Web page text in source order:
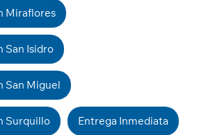
Miraflores
San Isidro
San Miguel
Surquillo Entrega Inmediata